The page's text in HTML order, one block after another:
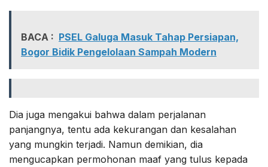
BACA : PSEL Galuga Masuk Tahap Persiapan,
Bogor Bidik Pengelolaan Sampah Modern
Dia juga mengakui bahwa dalam perjalanan
panjangnya, tentu ada kekurangan dan kesalahan
yang mungkin terjadi. Namun demikian, dia
mengucapkan permohonan maaf yang tulus kepada